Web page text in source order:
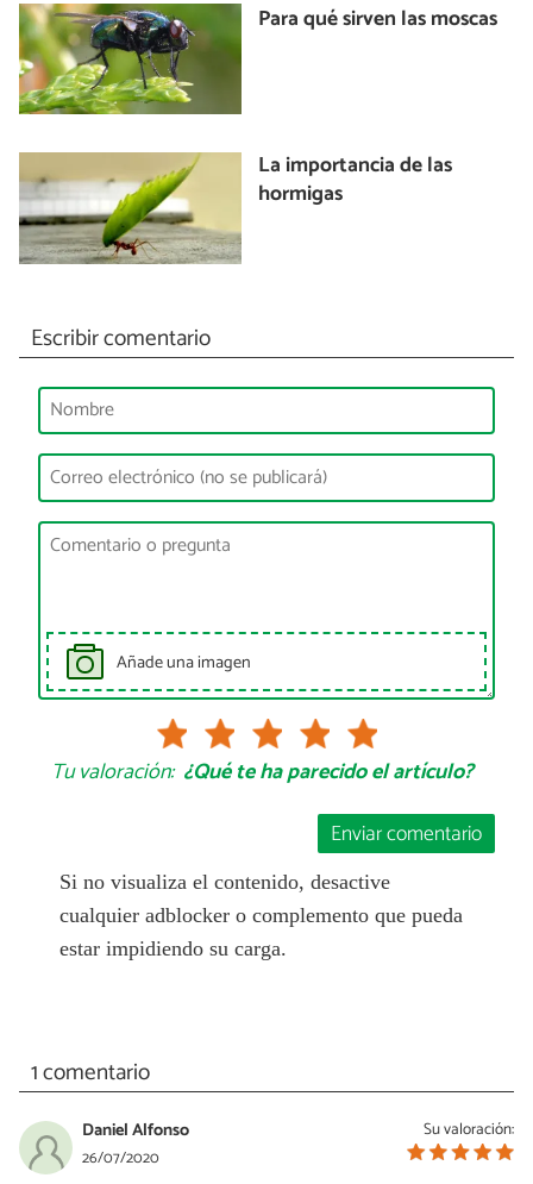
Para qué sirven las moscas
La importancia de las
hormigas
Escribir comentario
Añade una imagen
Tu valoración: ¿Qué te ha parecido el artículo?
Enviar comentario
Si no visualiza el contenido, desactive
cualquier adblocker o complemento que pueda
estar impidiendo su carga.
1 comentario
Su valoración:
Daniel Alfonso
26/07/2020